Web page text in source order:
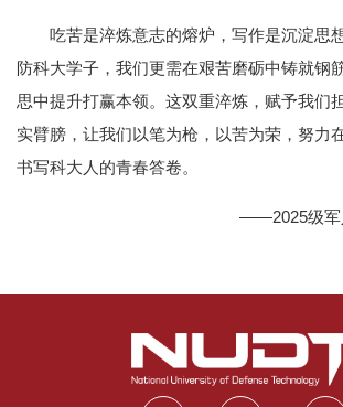
吃苦是淬炼意志的熔炉，写作是沉淀思
防科大学子，我们更需在艰苦磨砺中铸就钢
思中提升打赢本领。这双重淬炼，赋予我们
实臂膀，让我们以笔为枪，以苦为荣，努力
书写科大人的青春答卷。
——2025级军